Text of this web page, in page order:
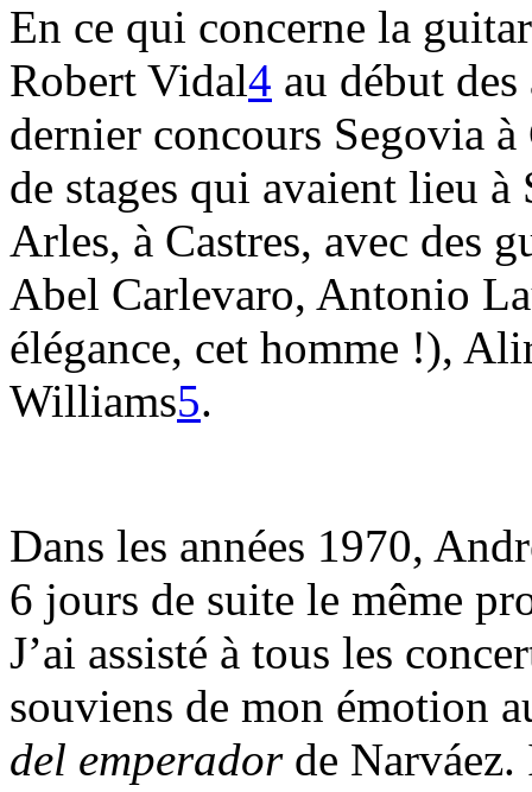
En ce qui concerne la
Robert Vidal4 au début des
dernier concours Segovia
de stages qui avaient lieu
Arles, à Castres, avec des
Abel Carlevaro, Antonio
élégance, cet homme !),
Williams5.
Dans les années 1970,
6 jours de suite le même
J’ai assisté à tous les
souviens de mon émotion
del emperador de